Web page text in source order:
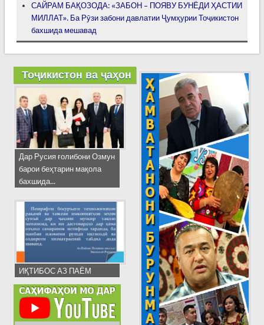
САЙРАМ БАҚОЗОДА: «ЗАБОН – ПОЯВУ БУНЁДИ ҲАСТИИ
МИЛЛАТ». Ба Рӯзи забони давлатии Ҷумҳурии Тоҷикистон
бахшида мешавад
Тоҷикистон ва ҷаҳон
Дар Русия ғолибони Озмун
барои беҳтарин мақола
бахшида...
ИҚТИБОС АЗ ПАЁМ